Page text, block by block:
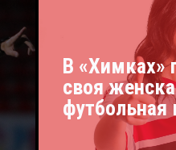
В «Химках»
своя
футбольная